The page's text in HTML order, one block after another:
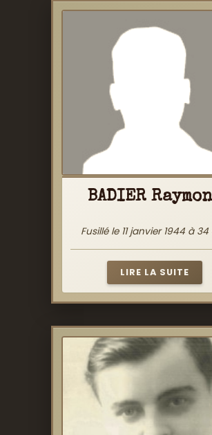
BADIER
Fusillé le 11 janvier 1944 à
LIRE LA SUITE